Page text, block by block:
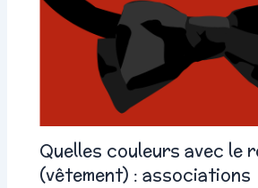
Quelles couleurs avec le
(vêtement) : associations